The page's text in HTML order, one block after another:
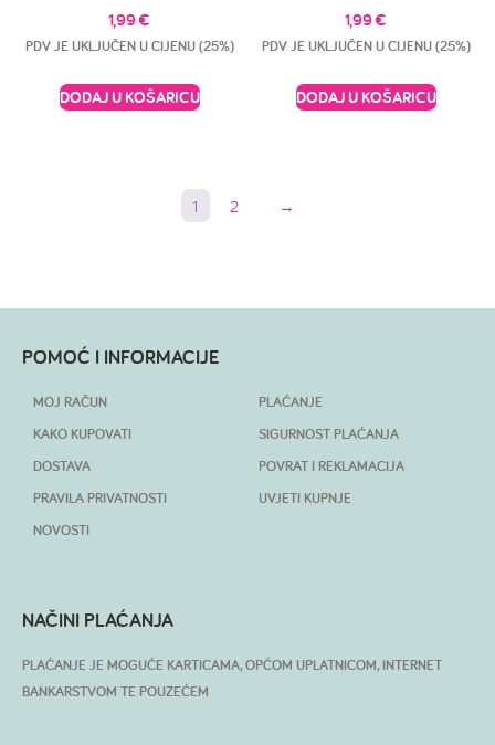
1,99€
PDV JE UKLJUČEN U CIJENU (25%)
DODAJ U KOŠARICU
1,99€
PDV JE UKLJUČEN U CIJENU (25%)
DODAJ U KOŠARICU
1 2 →
POMOĆ I INFORMACIJE
MOJ RAČUN
KAKO KUPOVATI
DOSTAVA
PRAVILA PRIVATNOSTI
NOVOSTI
PLAĆANJE
SIGURNOST PLAĆANJA
POVRAT I REKLAMACIJA
UVJETI KUPNJE
NAČINI PLAĆANJA
PLAĆANJE JE MOGUĆE KARTICAMA, OPĆOM UPLATNICOM, INTERNET
BANKARSTVOM TE POUZEĆEM